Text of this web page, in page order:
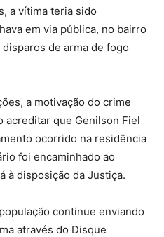
a vítima teria sido
em via pública, no bairro
de arma de fogo
a motivação do crime
acreditar que Genilson Fiel
ocorrido na residência
foi encaminhado ao
à disposição da Justiça.
continue enviando
através do Disque